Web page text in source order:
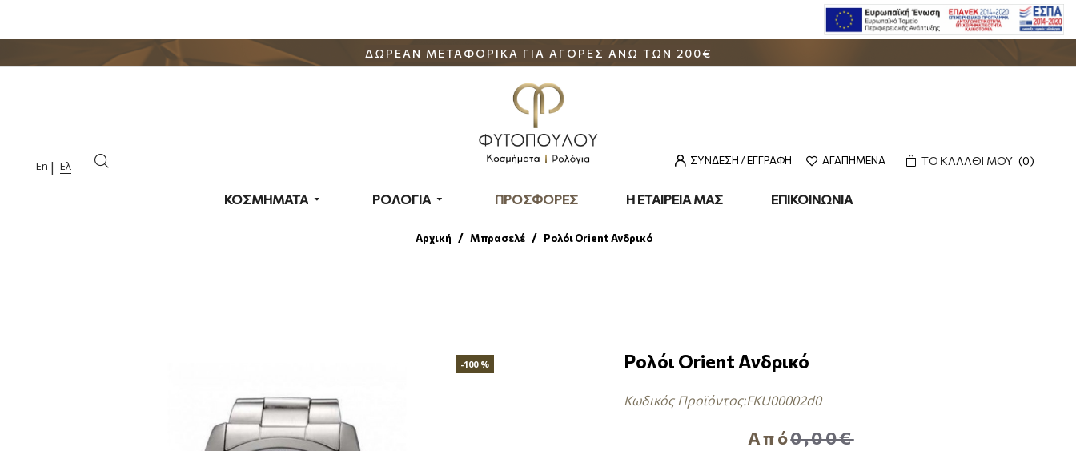
ΔΩΡΕΑΝ ΜΕΤΑΦΟΡΙΚΑ ΓΙΑ ΑΓΟΡΕΣ ΑΝΩ ΤΩΝ 200€
En Ελ ΣΥΝΔΕΣΗ / ΕΓΓΡΑΦΗ ΑΓΑΠΗΜΕΝΑ ΤΟ ΚΑΛΑΘΙ ΜΟΥ 0
ΚΟΣΜΗΜΑΤΑ ΡΟΛΟΓΙΑ ΠΡΟΣΦΟΡΕΣ Η ΕΤΑΙΡΕΙΑ ΜΑΣ ΕΠΙΚΟΙΝΩΝΙΑ
Αρχική Μπρασελέ Ρολόι Orient Ανδρικό
-100 % Ρολόι Orient Ανδρικό
Κωδικός Προϊόντος:FKU00002d0
Από0,00€